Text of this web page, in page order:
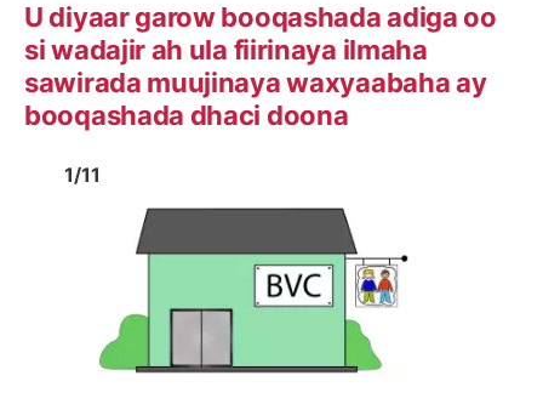
U diyaar garow booqashada adiga oo
si wadajir ah ula fiirinaya ilmaha
sawirada muujinaya waxyaabaha ay
booqashada dhaci doona
Image
1/11